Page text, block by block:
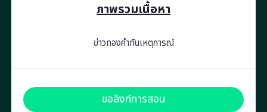
ภาพรวมเนื้อหา
ข่าวทองคำทันเหตุการณ์
ขอลิงก์การสอน